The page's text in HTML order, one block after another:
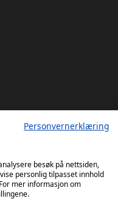
Personvernerklæring
besøk på nettsiden,
personlig tilpasset innhold
mer informasjon om